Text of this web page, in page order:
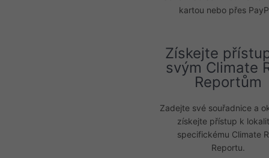
kartou nebo přes
Získejte
svým Climate
Reportům
Zadejte své souřadnice a
získejte přístup k
specifickému Climate
Reportu.